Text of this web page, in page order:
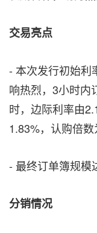
交易亮点
- 本次发行初始利
响热烈，3小时内
时，边际利率由
1.83%，认购倍数
- 最终订单簿规模
分销情况